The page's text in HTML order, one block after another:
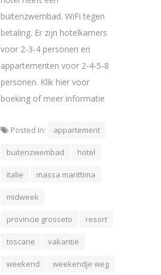
buitenzwembad. WiFi tegen
betaling. Er zijn hotelkamers
voor 2-3-4 personen en
appartementen voor 2-4-5-8
personen. Klik hier voor
boeking of meer informatie
Posted In: appartement
buitenzwembad hotel
italie massa marittima
midweek
provincie grosseto resort
toscane vakantie
weekend weekendje weg